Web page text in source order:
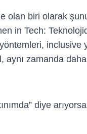
olan biri olarak
in Tech:
inclusive
aynı zamanda
diye